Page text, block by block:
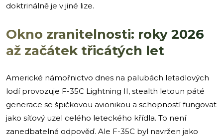
doktrinálně je v jiné lize.
Okno zranitelnosti: roky 2026
až začátek třicátých let
Americké námořnictvo dnes na palubách letadlových
lodí provozuje F-35C Lightning II, stealth letoun páté
generace se špičkovou avionikou a schopností fungovat
jako síťový uzel celého leteckého křídla. To není
zanedbatelná odpověď. Ale F-35C byl navržen jako